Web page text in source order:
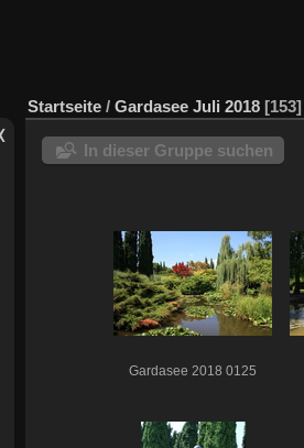
Startseite / Gardasee Juli 2018 153
In dieser Gruppe suchen
Gardasee 2018 0125